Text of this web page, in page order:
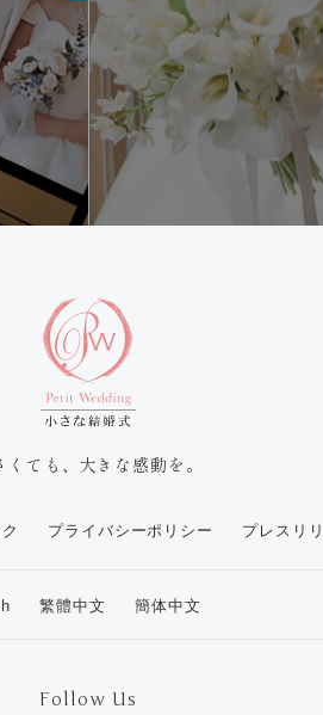
くても、大きな感動を。
プライバシーポリシー プレスリ
繁體中文 簡体中文
Follow Us